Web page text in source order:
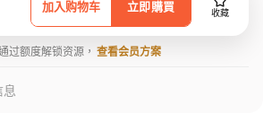
加入购物车 立即購買 收藏
过额度解锁资源， 查看会员方案
息